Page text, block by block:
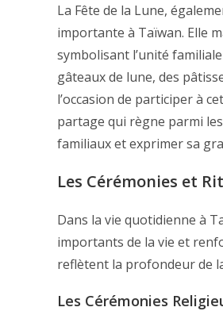
La Fête de la Lune,
importante à Taïwan. Elle
symbolisant l’unité
gâteaux de lune, des
l’occasion de participer à
partage qui règne parmi
familiaux et exprimer sa
Les Cérémonies et
Dans la vie quotidienne à
importants de la vie et
reflètent la profondeur de
Les Cérémonies